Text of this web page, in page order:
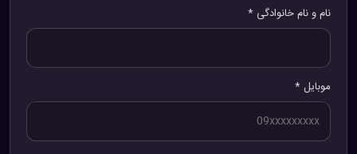
نام و نام خانوادگی *
موبایل *